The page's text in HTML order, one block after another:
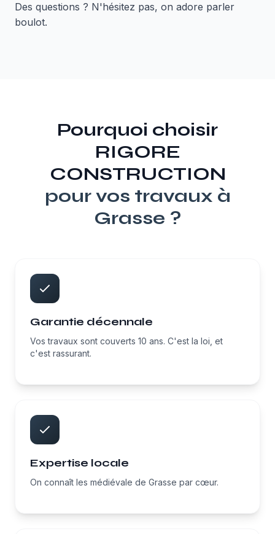
Des questions ? N'hésitez pas, on adore parler
boulot.
Pourquoi choisir
RIGORE
CONSTRUCTION
pour vos travaux à
Grasse ?
Garantie décennale
Vos travaux sont couverts 10 ans. C'est la loi, et
c'est rassurant.
Expertise locale
On connaît les médiévale de Grasse par cœur.